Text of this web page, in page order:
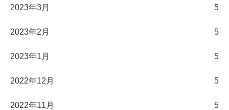
2023年3月 5
2023年2月 5
2023年1月 5
2022年12月 5
2022年11月 5